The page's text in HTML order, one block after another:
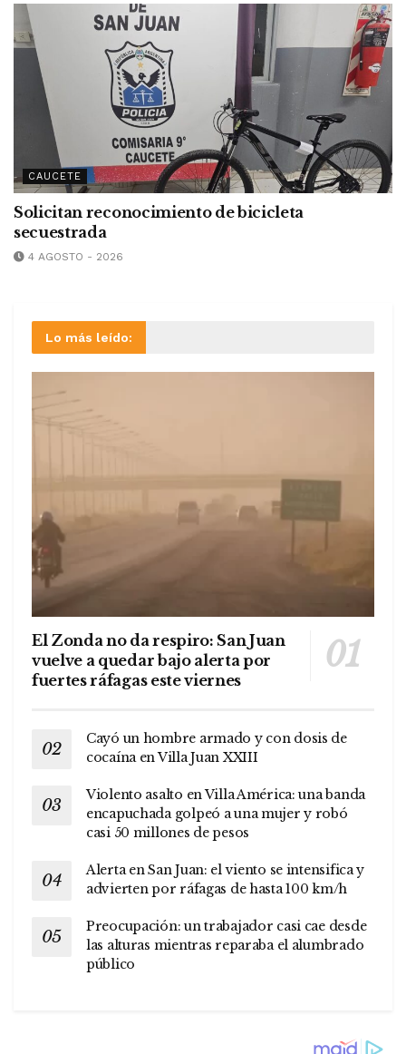
CAUCETE
Solicitan reconocimiento de bicicleta
secuestrada
4 AGOSTO - 2026
Lo más leído:
El Zonda no da respiro: San Juan
vuelve a quedar bajo alerta por
fuertes ráfagas este viernes
Cayó un hombre armado y con dosis de
cocaína en Villa Juan XXIII
Violento asalto en Villa América: una banda
encapuchada golpeó a una mujer y robó
casi 50 millones de pesos
Alerta en San Juan: el viento se intensifica y
advierten por ráfagas de hasta 100 km/h
Preocupación: un trabajador casi cae desde
las alturas mientras reparaba el alumbrado
público